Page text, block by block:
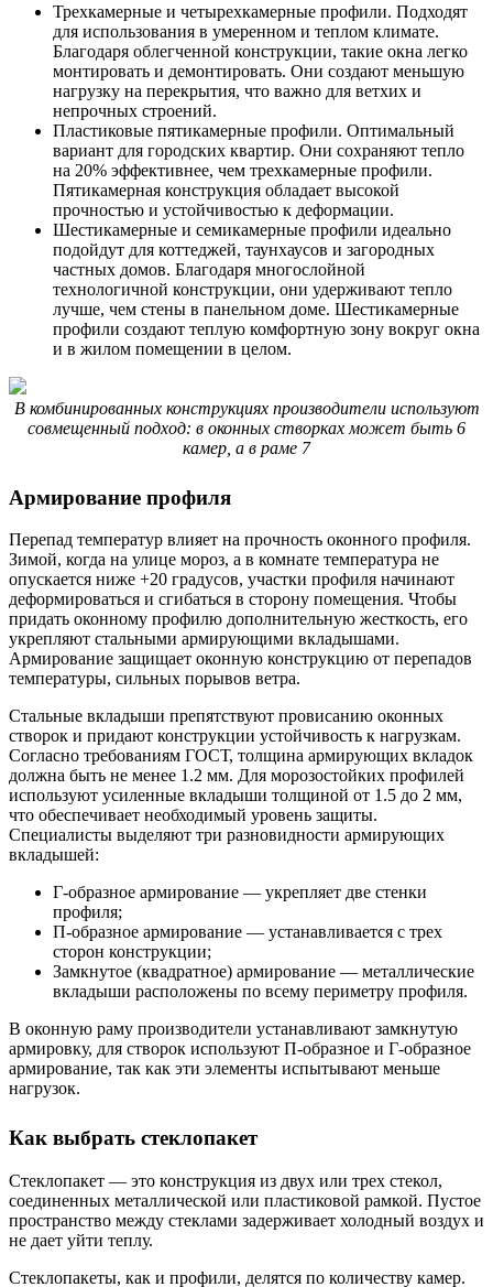
Трехкамерные и четырехкамерные профили. Подходят
для использования в умеренном и теплом климате.
Благодаря облегченной конструкции, такие окна легко
монтировать и демонтировать. Они создают меньшую
нагрузку на перекрытия, что важно для ветхих и
непрочных строений.
Пластиковые пятикамерные профили. Оптимальный
вариант для городских квартир. Они сохраняют тепло
на 20% эффективнее, чем трехкамерные профили.
Пятикамерная конструкция обладает высокой
прочностью и устойчивостью к деформации.
Шестикамерные и семикамерные профили идеально
подойдут для коттеджей, таунхаусов и загородных
частных домов. Благодаря многослойной
технологичной конструкции, они удерживают тепло
лучше, чем стены в панельном доме. Шестикамерные
профили создают теплую комфортную зону вокруг окна
и в жилом помещении в целом.
В комбинированных конструкциях производители используют
совмещенный подход: в оконных створках может быть 6
камер, а в раме 7
Армирование профиля
Перепад температур влияет на прочность оконного профиля.
Зимой, когда на улице мороз, а в комнате температура не
опускается ниже +20 градусов, участки профиля начинают
деформироваться и сгибаться в сторону помещения. Чтобы
придать оконному профилю дополнительную жесткость, его
укрепляют стальными армирующими вкладышами.
Армирование защищает оконную конструкцию от перепадов
температуры, сильных порывов ветра.
Стальные вкладыши препятствуют провисанию оконных
створок и придают конструкции устойчивость к нагрузкам.
Согласно требованиям ГОСТ, толщина армирующих вкладок
должна быть не менее 1.2 мм. Для морозостойких профилей
используют усиленные вкладыши толщиной от 1.5 до 2 мм,
что обеспечивает необходимый уровень защиты.
Специалисты выделяют три разновидности армирующих
вкладышей:
Г-образное армирование — укрепляет две стенки
профиля;
П-образное армирование — устанавливается с трех
сторон конструкции;
Замкнутое (квадратное) армирование — металлические
вкладыши расположены по всему периметру профиля.
В оконную раму производители устанавливают замкнутую
армировку, для створок используют П-образное и Г-образное
армирование, так как эти элементы испытывают меньше
нагрузок.
Как выбрать стеклопакет
Стеклопакет — это конструкция из двух или трех стекол,
соединенных металлической или пластиковой рамкой. Пустое
пространство между стеклами задерживает холодный воздух и
не дает уйти теплу.
Стеклопакеты, как и профили, делятся по количеству камер.